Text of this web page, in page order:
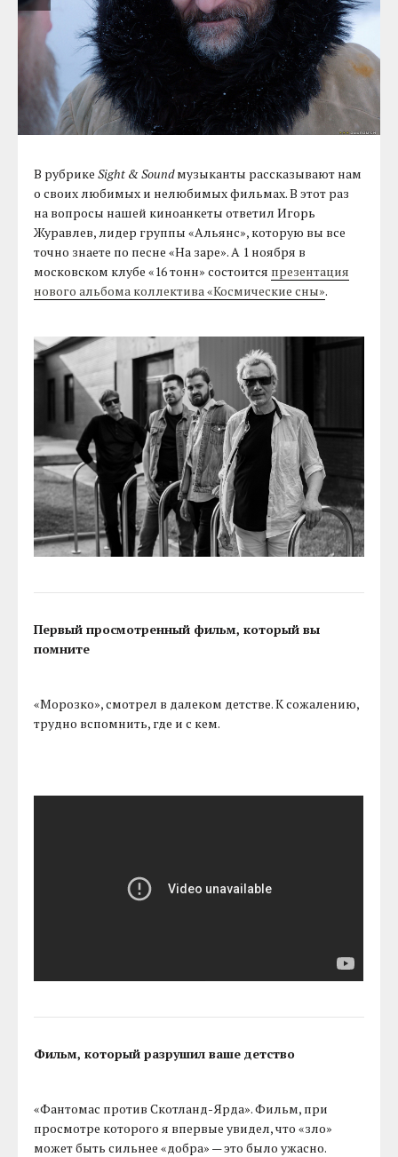
В рубрикеSight & Soundмузыканты рассказывают нам
о своих любимых и нелюбимых фильмах. В этот раз
на вопросы нашей киноанкеты ответил Игорь
Журавлев, лидер группы «Альянс», которую вы все
точно знаете по песне «На заре». А 1 ноября в
московском клубе «16 тонн» состоится презентация
нового альбома коллектива «Космические сны».
Первый просмотренный фильм, который вы
помните
«Морозко», смотрел в далеком детстве. К сожалению,
трудно вспомнить, где и с кем.
Фильм, который разрушил ваше детство
«Фантомас против Скотланд-Ярда». Фильм, при
просмотре которого я впервые увидел, что «зло»
может быть сильнее «добра» — это было ужасно.